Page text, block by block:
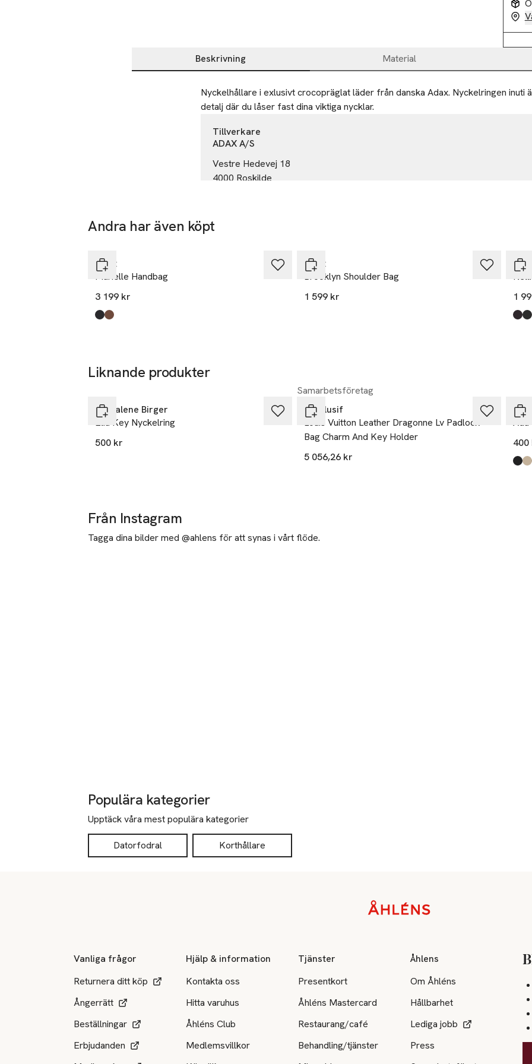
Beskrivning Material
Beskrivning
Nyckelhållare i exlusivt crocopräglat läder från danska Adax. Nyckelringen inuti
detalj där du låser fast dina viktiga nycklar.
Tillverkare
ADAX A/S
Vestre Hedevej 18
4000 Roskilde
E-post
Andra har även köpt
Adax
Marielle Handbag
3 199 kr
Produkten finns i färgerna:
Black
Caramel
Adax
Brooklyn Shoulder Bag
1 599 kr
1
Liknande produkter
By Malene Birger
Elia Key Nyckelring
500 kr
Samarbetsföretag
Luxclusif
Louis Vuitton Leather Dragonne Lv Padlock
Bag Charm And Key Holder
5 056,26 kr
By
Ada
400
Från Instagram
Tagga dina bilder med @ahlens för att synas i vårt flöde.
Populära kategorier
Upptäck våra mest populära kategorier
Datorfodral Korthållare
Vanliga frågor
Returnera ditt köp
Ångerrätt
Beställningar
Erbjudanden
Hjälp & information
Kontakta oss
Hitta varuhus
Åhléns Club
Medlemsvillkor
Tjänster
Presentkort
Åhléns Mastercard
Restaurang/café
Behandling/tjänster
Åhlens
Om Åhléns
Hållbarhet
Lediga jobb
Press